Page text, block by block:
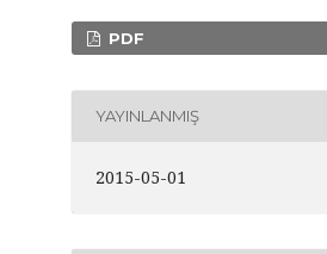
PDF
YAYINLANMIŞ
2015-05-01